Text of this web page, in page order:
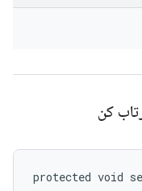
کن
protected void